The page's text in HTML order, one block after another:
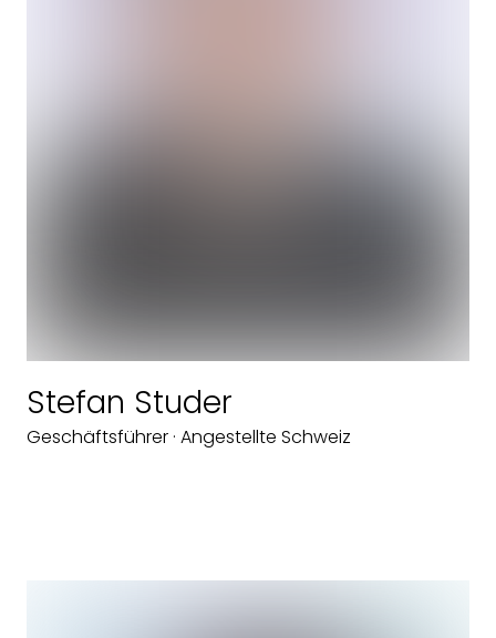
Stefan Studer
Geschäftsführer · Angestellte Schweiz